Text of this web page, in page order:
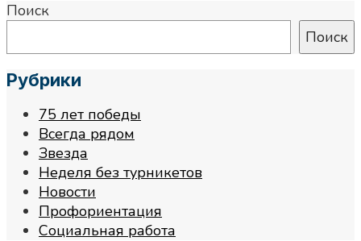
Поиск
Поиск
Рубрики
75 лет победы
Всегда рядом
Звезда
Неделя без турникетов
Новости
Профориентация
Социальная работа